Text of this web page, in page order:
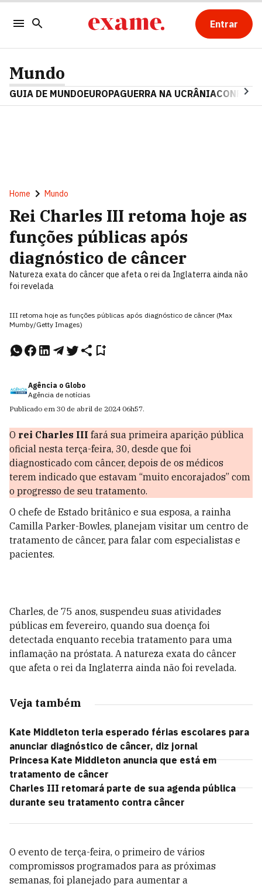
Entrar
Mundo
GUIA DE MUNDOEUROPAGUERRA NA UCRÂNIA
Home Mundo
Rei Charles III retoma hoje as
funções públicas após
diagnóstico de câncer
Natureza exata do câncer que afeta o rei da Inglaterra ainda não
foi revelada
III retoma hoje as funções públicas após diagnóstico de câncer (Max
Mumby/Getty Images)
Agência o Globo
Agência de notícias
Publicado em 30 de abril de 2024 06h57.
O rei Charles III fará sua primeira aparição pública
oficial nesta terça-feira, 30, desde que foi
diagnosticado com câncer, depois de os médicos
terem indicado que estavam “muito encorajados” com
o progresso de seu tratamento.
O chefe de Estado britânico e sua esposa, a rainha
Camilla Parker-Bowles, planejam visitar um centro de
tratamento de câncer, para falar com especialistas e
pacientes.
Charles, de 75 anos, suspendeu suas atividades
públicas em fevereiro, quando sua doença foi
detectada enquanto recebia tratamento para uma
inflamação na próstata. A natureza exata do câncer
que afeta o rei da Inglaterra ainda não foi revelada.
Veja também
Kate Middleton teria esperado férias escolares para
anunciar diagnóstico de câncer, diz jornal
Princesa Kate Middleton anuncia que está em
tratamento de câncer
Charles III retomará parte de sua agenda pública
durante seu tratamento contra câncer
O evento de terça-feira, o primeiro de vários
compromissos programados para as próximas
semanas, foi planejado para aumentar a